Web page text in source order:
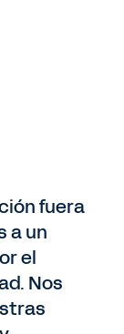
fuera
a un
el
Nos